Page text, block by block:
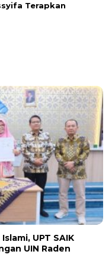
Terapkan
UPT SAIK
UIN Raden